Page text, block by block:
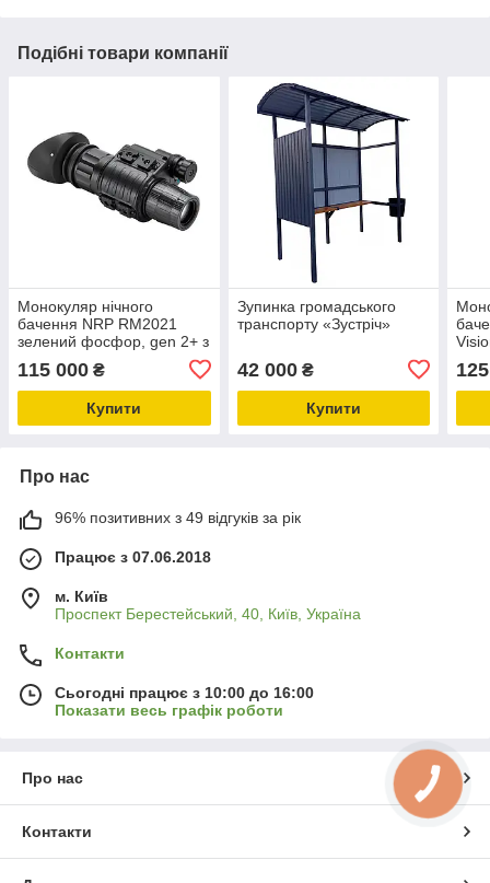
Подібні товари компанії
Монокуляр нічного
бачення NRP RM2021
зелений фосфор, gen 2+ з
115 000 ₴
Купити
Зупинка громадського
транспорту «Зустріч»
42 000₴
Купити
Про нас
96% позитивних з 49 відгуків за рік
Працює з 07.06.2018
м. Київ
Проспект Берестейський, 40, Київ, Україна
Контакти
Сьогодні працює з 10:00 до 16:00
Показати весь графік роботи
Про нас
Контакти
КНОПКА
ЗВ'ЯЗКУ